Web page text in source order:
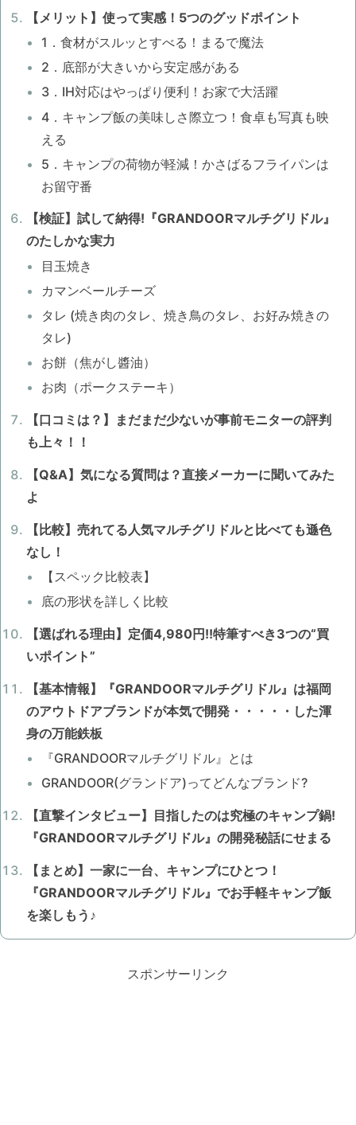
【メリット】使って実感！5つのグッドポイント
1．食材がスルッとすべる！まるで魔法
2．底部が大きいから安定感がある
3．IH対応はやっぱり便利！お家で大活躍
4．キャンプ飯の美味しさ際立つ！食卓も写真も映
える
5．キャンプの荷物が軽減！かさばるフライパンは
お留守番
【検証】試して納得!『GRANDOORマルチグリドル』
のたしかな実力
目玉焼き
カマンベールチーズ
タレ (焼き肉のタレ、焼き鳥のタレ、お好み焼きの
タレ)
お餅（焦がし醬油）
お肉（ポークステーキ）
【口コミは？】まだまだ少ないが事前モニターの評判
も上々！！
【Q&A】気になる質問は？直接メーカーに聞いてみた
よ
【比較】売れてる人気マルチグリドルと比べても遜色
なし！
【スペック比較表】
底の形状を詳しく比較
【選ばれる理由】定価4,980円!!特筆すべき3つの“買
いポイント”
【基本情報】『GRANDOORマルチグリドル』は福岡
のアウトドアブランドが本気で開発・・・・・した渾
身の万能鉄板
『GRANDOORマルチグリドル』とは
GRANDOOR(グランドア)ってどんなブランド?
【直撃インタビュー】目指したのは究極のキャンプ鍋!
『GRANDOORマルチグリドル』の開発秘話にせまる
【まとめ】一家に一台、キャンプにひとつ！
『GRANDOORマルチグリドル』でお手軽キャンプ飯
を楽しもう♪
スポンサーリンク